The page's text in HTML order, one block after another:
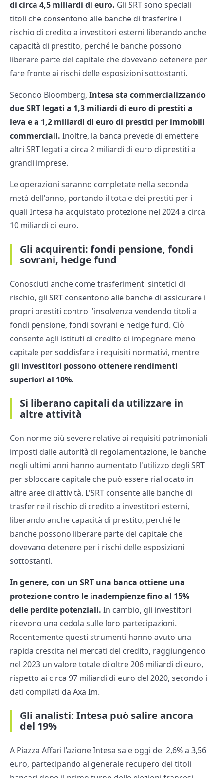
di circa 4,5 miliardi di euro. Gli SRT sono speciali
titoli che consentono alle banche di trasferire il
rischio di credito a investitori esterni liberando anche
capacità di prestito, perché le banche possono
liberare parte del capitale che dovevano detenere per
fare fronte ai rischi delle esposizioni sottostanti.
Secondo Bloomberg, Intesa sta commercializzando
due SRT legati a 1,3 miliardi di euro di prestiti a
leva e a 1,2 miliardi di euro di prestiti per immobili
commerciali. Inoltre, la banca prevede di emettere
altri SRT legati a circa 2 miliardi di euro di prestiti a
grandi imprese.
Le operazioni saranno completate nella seconda
metà dell'anno, portando il totale dei prestiti per i
quali Intesa ha acquistato protezione nel 2024 a circa
10 miliardi di euro.
Gli acquirenti: fondi pensione, fondi
sovrani, hedge fund
Conosciuti anche come trasferimenti sintetici di
rischio, gli SRT consentono alle banche di assicurare i
propri prestiti contro l'insolvenza vendendo titoli a
fondi pensione, fondi sovrani e hedge fund. Ciò
consente agli istituti di credito di impegnare meno
capitale per soddisfare i requisiti normativi, mentre
gli investitori possono ottenere rendimenti
superiori al 10%.
Si liberano capitali da utilizzare in
altre attività
Con norme più severe relative ai requisiti patrimoniali
imposti dalle autorità di regolamentazione, le banche
negli ultimi anni hanno aumentato l'utilizzo degli SRT
per sbloccare capitale che può essere riallocato in
altre aree di attività. L'SRT consente alle banche di
trasferire il rischio di credito a investitori esterni,
liberando anche capacità di prestito, perché le
banche possono liberare parte del capitale che
dovevano detenere per i rischi delle esposizioni
sottostanti.
In genere, con un SRT una banca ottiene una
protezione contro le inadempienze fino al 15%
delle perdite potenziali. In cambio, gli investitori
ricevono una cedola sulle loro partecipazioni.
Recentemente questi strumenti hanno avuto una
rapida crescita nei mercati del credito, raggiungendo
nel 2023 un valore totale di oltre 206 miliardi di euro,
rispetto ai circa 97 miliardi di euro del 2020, secondo i
dati compilati da Axa Im.
Gli analisti: Intesa può salire ancora
del 19%
A Piazza Affari l’azione Intesa sale oggi del 2,6% a 3,56
euro, partecipando al generale recupero dei titoli